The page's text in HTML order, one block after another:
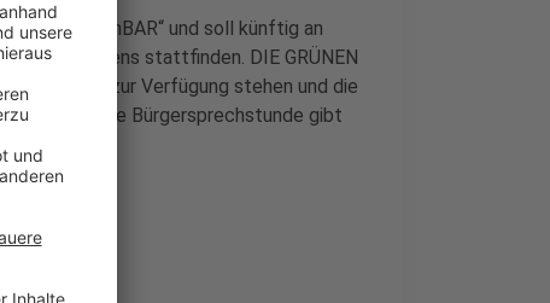
„ansprechBAR“ und soll künftig an
Leverkusens stattfinden. DIE GRÜNEN
Stand zur Verfügung stehen und die
Die erste Bürgersprechstunde gibt